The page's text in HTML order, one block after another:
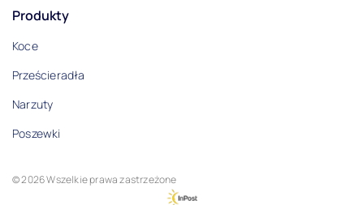
Produkty
Koce
Prześcieradła
Narzuty
Poszewki
© 2026 Wszelkie prawa zastrzeżone